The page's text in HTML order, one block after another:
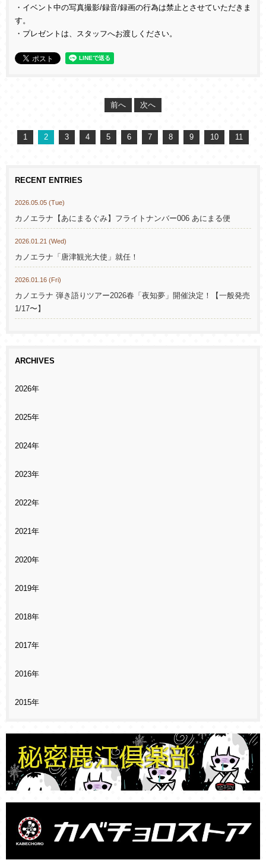
・イベント中の写真撮影/録音/録画の行為は禁止とさせていただきま
す。
・プレゼントは、スタッフへお渡しください。
前へ 次へ
1 2 3 4 5 6 7 8 9 10 11
RECENT ENTRIES
2026.05.05 (Tue)
カノエラナ【あにまるぐみ】フライトナンバー006 あにまる便
2026.01.21 (Wed)
カノエラナ「唐津観光大使」就任！
2026.01.16 (Fri)
カノエラナ 弾き語りツアー2026春「夜知夢」開催決定！【一般発売
1/17〜】
ARCHIVES
2026年
2025年
2024年
2023年
2022年
2021年
2020年
2019年
2018年
2017年
2016年
2015年